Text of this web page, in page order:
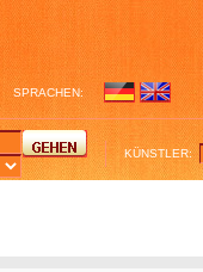
SPRACHEN:
KÜNSTLER: